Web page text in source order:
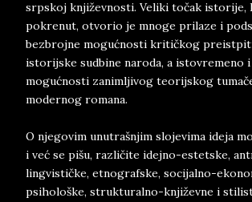
srpskoj književnosti. Veliki točak istorije,
pokrenut, otvorio je mnoge prilaze i
bezbrojne mogućnosti kritičkog
istorijske sudbine naroda, a istovremeno
mogućnosti zanimljivog teorijskog
modernog romana.
O njegovim unutrašnjim slojevima ideja
i već se pišu, različite idejno-estetske,
lingvističke, etnografske, socijalno-
psihološke, strukturalno-književne i